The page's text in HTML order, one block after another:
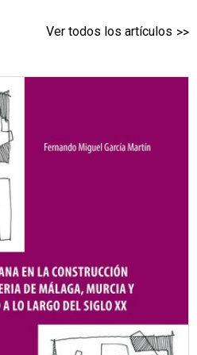
Ver todos los artículos